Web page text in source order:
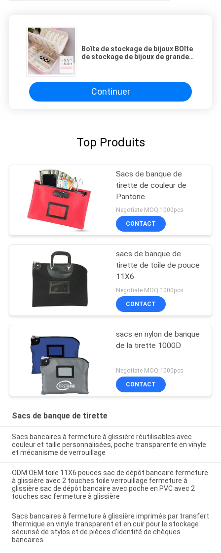
Boîte de stockage de bijoux BOîte
de stockage de bijoux de grande
Continuer
Top Produits
Sacs de banque de
tirette de couleur de
Pantone
Negotiate MOQ:1000pcs
CONTACT
sacs de banque de
tirette de toile de pouce
11X6
Negotiate MOQ:1000pcs
CONTACT
sacs en nylon de banque
de la tirette 1000D
Negotiate MOQ:1000pcs
CONTACT
Sacs de banque de tirette
Sacs bancaires à fermeture à glissière réutilisables avec
couleur et taille personnalisées, poche transparente en vinyle
et mécanisme de verrouillage
ODM OEM toile 11X6 pouces sac de dépôt bancaire fermeture
à glissière avec 2 touches toile verrouillage fermeture à
glissière sac de dépôt bancaire avec poche en PVC avec 2
touches sac fermeture à glissière
Sacs bancaires à fermeture à glissière imprimés par transfert
thermique en vinyle transparent et en cuir pour le stockage
sécurisé de stylos et de pièces d'identité de chèques
bancaires